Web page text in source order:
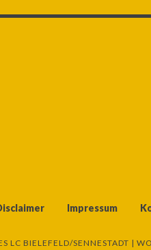
Impressum
LC BIELEFELD/SENNESTADT |